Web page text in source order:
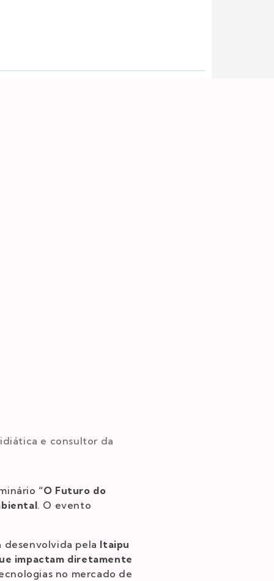
e consultor da
“O Futuro do
. O evento
desenvolvida pela Itaipu
impactam diretamente
no mercado de